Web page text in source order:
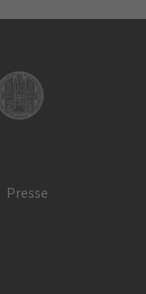
Presse